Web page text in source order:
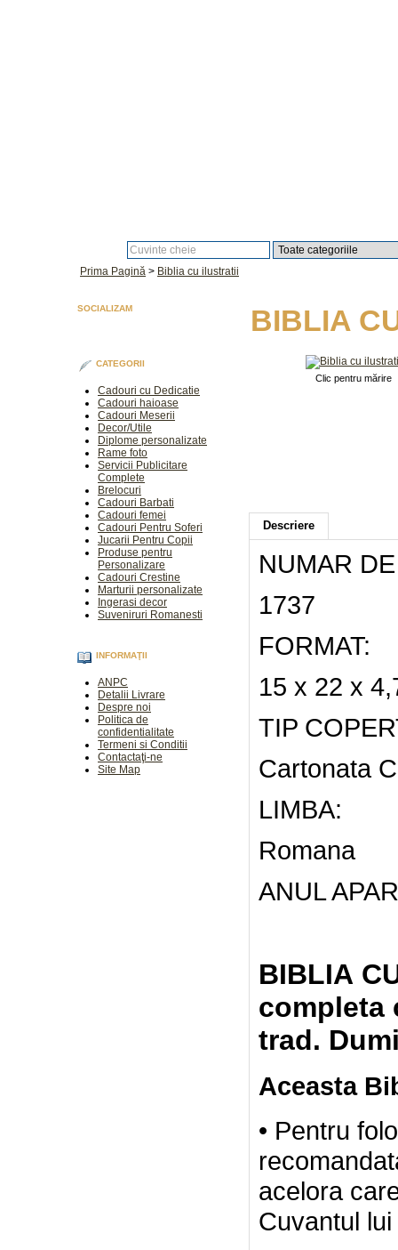
Prima Pagină > Biblia cu ilustratii
SOCIALIZAM
CATEGORII
Cadouri cu Dedicatie
Cadouri haioase
Cadouri Meserii
Decor/Utile
Diplome personalizate
Rame foto
Servicii Publicitare
Complete
Brelocuri
Cadouri Barbati
Cadouri femei
Cadouri Pentru Soferi
Jucarii Pentru Copii
Produse pentru
Personalizare
Cadouri Crestine
Marturii personalizate
Ingerasi decor
Suveniruri Romanesti
INFORMAŢII
ANPC
Detalii Livrare
Despre noi
Politica de
confidentialitate
Termeni si Conditii
Contactaţi-ne
Site Map
BIBLIA
Clic pentru mărire
Descriere
NUMAR
1737
FORMAT:
15 x 22 x
TIP
Cartonata
LIMBA:
Romana
ANUL
BIBLIA
completa
trad.
Aceasta
• Pentru
acelora
Cuvantul